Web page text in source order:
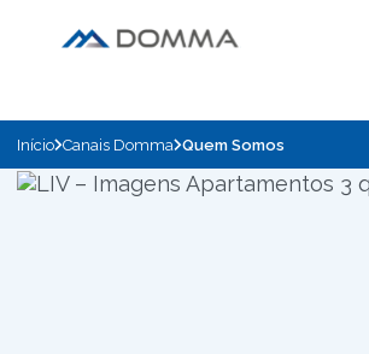
Início Canais Domma Quem Somos